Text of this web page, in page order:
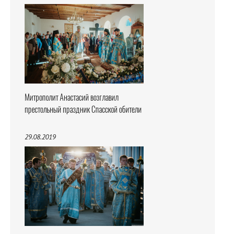
Митрополит Анастасий возглавил
престольный праздник Спасской обители
29.08.2019